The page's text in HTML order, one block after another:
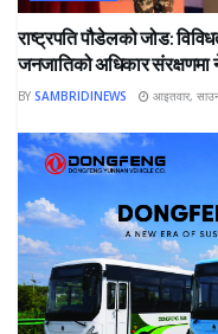
राष्ट्रपति पौडेलको जोड:
जनजातिको अधिकार संरक्षणमा
BY SAMBRIDINEWS आइतवार,